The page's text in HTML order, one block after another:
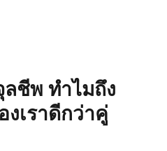
ชีพ ทำไมถึง
เราดีกว่าคู่